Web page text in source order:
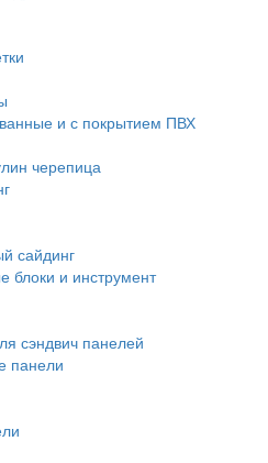
и с покрытием ПВХ
черепица
сайдинг
блоки и инструмент
сэндвич панелей
панели